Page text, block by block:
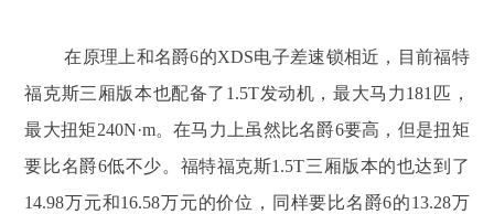
在原理上和名爵6的XDS电子差速锁相近，目前福特
福克斯三厢版本也配备了1.5T发动机，最大马力181匹，
最大扭矩240N·m。在马力上虽然比名爵6要高，但是扭矩
要比名爵6低不少。福特福克斯1.5T三厢版本的也达到了
14.98万元和16.58万元的价位，同样要比名爵6的13.28万